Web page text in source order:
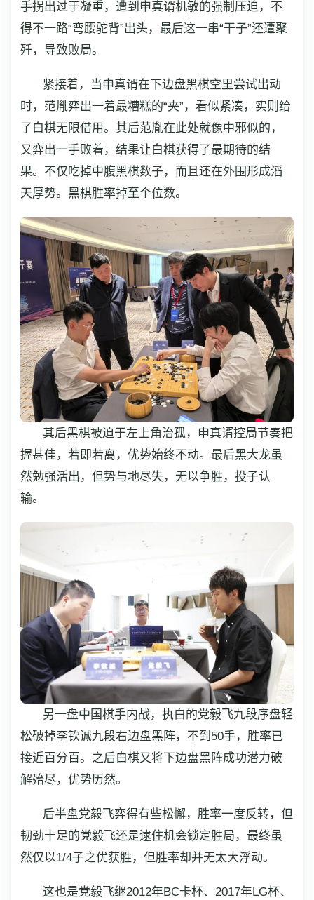
手拐出过于凝重，遭到申真谞机敏的强制压迫，不
得不一路“弯腰驼背”出头，最后这一串“干子”还遭聚
歼，导致败局。
紧接着，当申真谞在下边盘黑棋空里尝试出动
时，范胤弈出一着最糟糕的“夹”，看似紧凑，实则给
了白棋无限借用。其后范胤在此处就像中邪似的，
又弈出一手败着，结果让白棋获得了最期待的结
果。不仅吃掉中腹黑棋数子，而且还在外围形成滔
天厚势。黑棋胜率掉至个位数。
其后黑棋被迫于左上角治孤，申真谞控局节奏把
握甚佳，若即若离，优势始终不动。最后黑大龙虽
然勉强活出，但势与地尽失，无以争胜，投子认
输。
另一盘中国棋手内战，执白的党毅飞九段序盘轻
松破掉李钦诚九段右边盘黑阵，不到50手，胜率已
接近百分百。之后白棋又将下边盘黑阵成功潜力破
解殆尽，优势历然。
后半盘党毅飞弈得有些松懈，胜率一度反转，但
韧劲十足的党毅飞还是逮住机会锁定胜局，最终虽
然仅以1/4子之优获胜，但胜率却并无太大浮动。
这也是党毅飞继2012年BC卡杯、2017年LG杯、